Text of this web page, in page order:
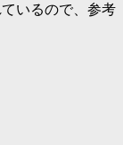
いるので、参考